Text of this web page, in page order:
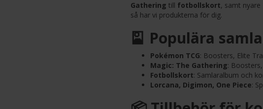
Gathering till fotbollskort, samt nyare
så har vi produkterna för dig.
🎴 Populära
Pokémon TCG: Boosters, Elite
Magic: The Gathering:
Fotbollskort: Samlaralbum och
Lorcana, Digimon, One Piece: